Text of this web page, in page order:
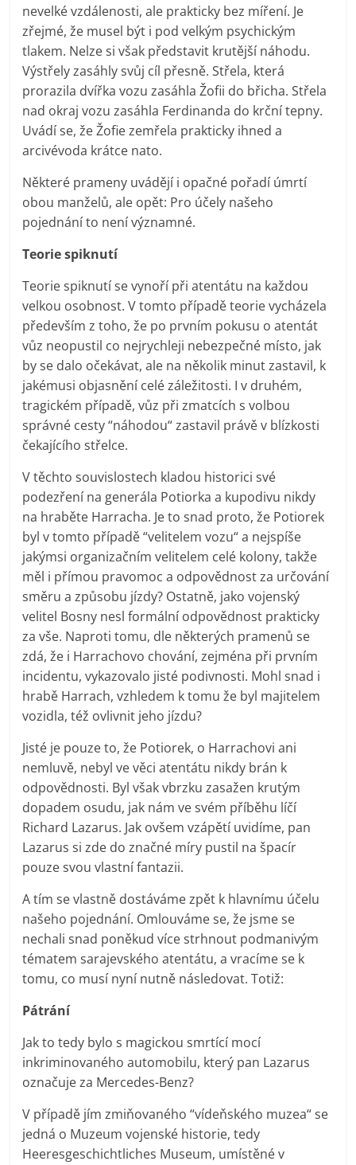
nevelké vzdálenosti, ale prakticky bez míření. Je
zřejmé, že musel být i pod velkým psychickým
tlakem. Nelze si však představit krutější náhodu.
Výstřely zasáhly svůj cíl přesně. Střela, která
prorazila dvířka vozu zasáhla Žofii do břicha. Střela
nad okraj vozu zasáhla Ferdinanda do krční tepny.
Uvádí se, že Žofie zemřela prakticky ihned a
arcivévoda krátce nato.
Některé prameny uvádějí i opačné pořadí úmrtí
obou manželů, ale opět: Pro účely našeho
pojednání to není významné.
Teorie spiknutí
Teorie spiknutí se vynoří při atentátu na každou
velkou osobnost. V tomto případě teorie vycházela
především z toho, že po prvním pokusu o atentát
vůz neopustil co nejrychleji nebezpečné místo, jak
by se dalo očekávat, ale na několik minut zastavil, k
jakémusi objasnění celé záležitosti. I v druhém,
tragickém případě, vůz při zmatcích s volbou
správné cesty “náhodou“ zastavil právě v blízkosti
čekajícího střelce.
V těchto souvislostech kladou historici své
podezření na generála Potiorka a kupodivu nikdy
na hraběte Harracha. Je to snad proto, že Potiorek
byl v tomto případě “velitelem vozu“ a nejspíše
jakýmsi organizačním velitelem celé kolony, takže
měl i přímou pravomoc a odpovědnost za určování
směru a způsobu jízdy? Ostatně, jako vojenský
velitel Bosny nesl formální odpovědnost prakticky
za vše. Naproti tomu, dle některých pramenů se
zdá, že i Harrachovo chování, zejména při prvním
incidentu, vykazovalo jisté podivnosti. Mohl snad i
hrabě Harrach, vzhledem k tomu že byl majitelem
vozidla, též ovlivnit jeho jízdu?
Jisté je pouze to, že Potiorek, o Harrachovi ani
nemluvě, nebyl ve věci atentátu nikdy brán k
odpovědnosti. Byl však vbrzku zasažen krutým
dopadem osudu, jak nám ve svém příběhu líčí
Richard Lazarus. Jak ovšem vzápětí uvidíme, pan
Lazarus si zde do značné míry pustil na špacír
pouze svou vlastní fantazii.
A tím se vlastně dostáváme zpět k hlavnímu účelu
našeho pojednání. Omlouváme se, že jsme se
nechali snad poněkud více strhnout podmanivým
tématem sarajevského atentátu, a vracíme se k
tomu, co musí nyní nutně následovat. Totiž:
Pátrání
Jak to tedy bylo s magickou smrtící mocí
inkriminovaného automobilu, který pan Lazarus
označuje za Mercedes-Benz?
V případě jím zmiňovaného “vídeňského muzea“ se
jedná o Muzeum vojenské historie, tedy
Heeresgeschichtliches Museum, umístěné v